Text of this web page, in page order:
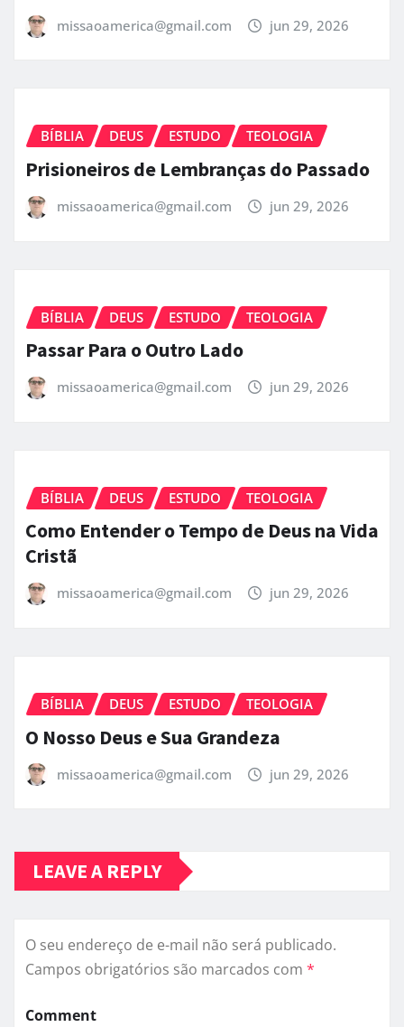
missaoamerica@gmail.com jun 29, 2026
BÍBLIA DEUS ESTUDO TEOLOGIA
Prisioneiros de Lembranças do Passado
missaoamerica@gmail.com jun 29, 2026
BÍBLIA DEUS ESTUDO TEOLOGIA
Passar Para o Outro Lado
missaoamerica@gmail.com jun 29, 2026
BÍBLIA DEUS ESTUDO TEOLOGIA
Como Entender o Tempo de Deus na Vida
Cristã
missaoamerica@gmail.com jun 29, 2026
BÍBLIA DEUS ESTUDO TEOLOGIA
O Nosso Deus e Sua Grandeza
missaoamerica@gmail.com jun 29, 2026
LEAVE A REPLY
O seu endereço de e-mail não será publicado.
Campos obrigatórios são marcados com *
Comment